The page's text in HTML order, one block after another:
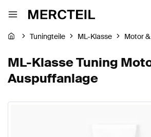
Tuningteile ML-Klasse Motor
ML-Klasse Tuning
Auspuffanlage